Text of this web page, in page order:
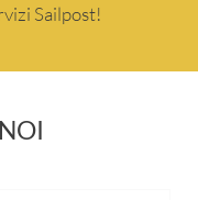
Sailpost!